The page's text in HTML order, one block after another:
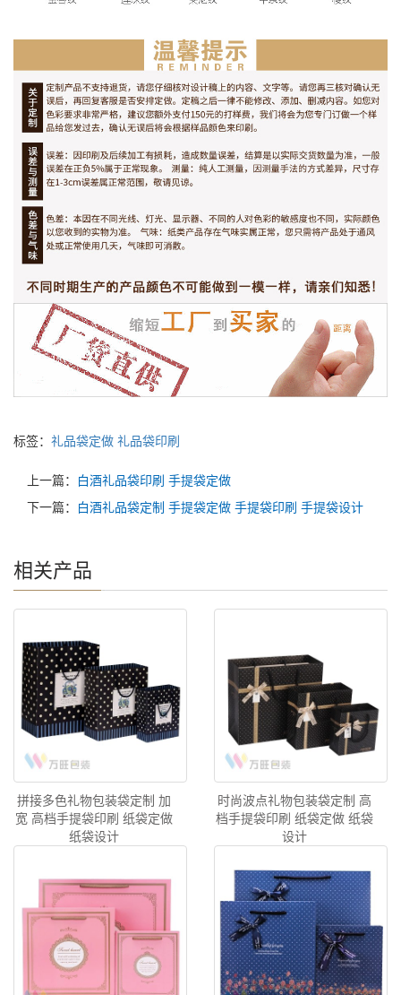
标签： 礼品袋定做 礼品袋印刷
上一篇：
白酒礼品袋印刷 手提袋定做
下一篇：
白酒礼品袋定制 手提袋定做 手提袋印刷 手提袋设计
相关产品
拼接多色礼物包装袋定制 加
宽 高档手提袋印刷 纸袋定做
纸袋设计
时尚波点礼物包装袋定制 高
档手提袋印刷 纸袋定做 纸袋
设计